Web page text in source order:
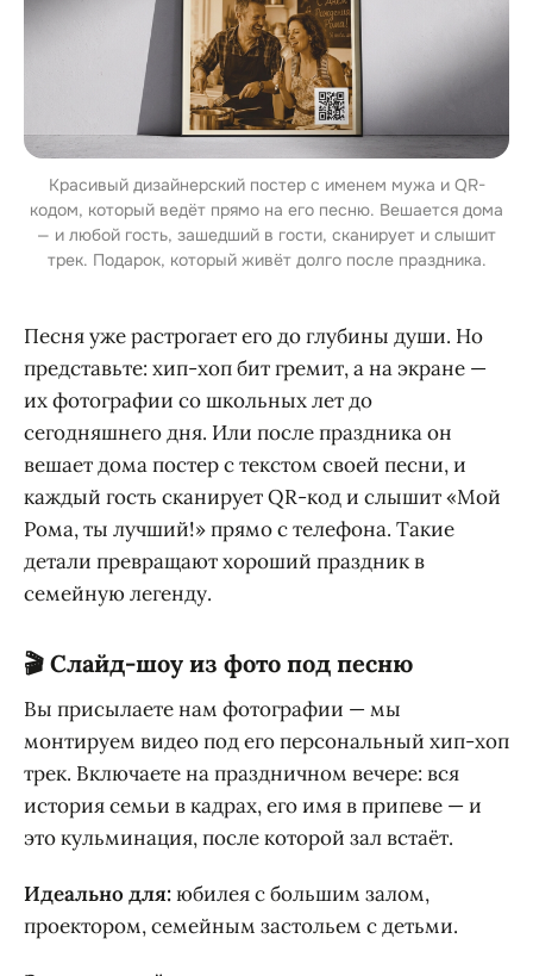
Красивый дизайнерский постер с именем мужа и QR-
кодом, который ведёт прямо на его песню. Вешается дома
— и любой гость, зашедший в гости, сканирует и слышит
трек. Подарок, который живёт долго после праздника.
Песня уже растрогает его до глубины души. Но
представьте: хип-хоп бит гремит, а на экране —
их фотографии со школьных лет до
сегодняшнего дня. Или после праздника он
вешает дома постер с текстом своей песни, и
каждый гость сканирует QR-код и слышит «Мой
Рома, ты лучший!» прямо с телефона. Такие
детали превращают хороший праздник в
семейную легенду.
🎬 Слайд-шоу из фото под песню
Вы присылаете нам фотографии — мы
монтируем видео под его персональный хип-хоп
трек. Включаете на праздничном вечере: вся
история семьи в кадрах, его имя в припеве — и
это кульминация, после которой зал встаёт.
Идеально для:юбилея с большим залом,
проектором, семейным застольем с детьми.